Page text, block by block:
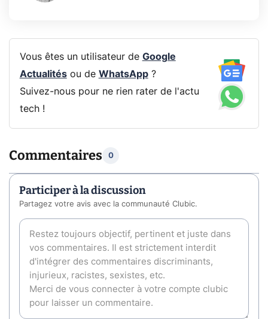
Vous êtes un utilisateur de Google
Actualitésou de WhatsApp?
Suivez-nous pour ne rien rater de l'actu
tech !
Commentaires 0
Participer à la discussion
Partagez votre avis avec la communauté Clubic.